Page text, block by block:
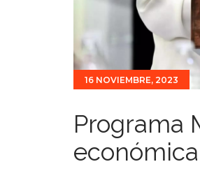
16 NOVIEMBRE, 2023
Programa